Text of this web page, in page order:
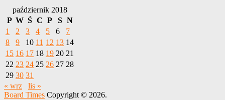
październik 2018
P W Ś C P S N
1
2 3 4 5 6
7
8
9 10 11 12 13 14
15 16 17 18 19 20 21
22 23 24 25 26 27 28
29 30 31
« wrz
lis »
Board Times Copyright © 2026.